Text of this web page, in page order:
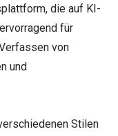
die auf KI-
für
von
und
Stilen